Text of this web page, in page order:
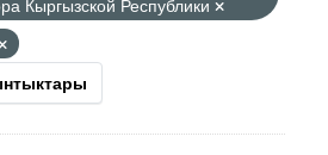
Кыргызской Республики